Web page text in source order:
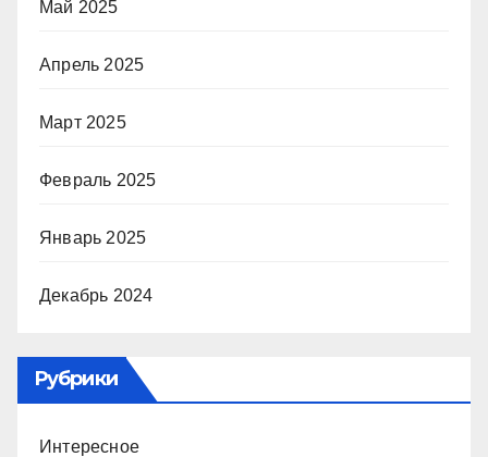
Май 2025
Апрель 2025
Март 2025
Февраль 2025
Январь 2025
Декабрь 2024
Рубрики
Интересное